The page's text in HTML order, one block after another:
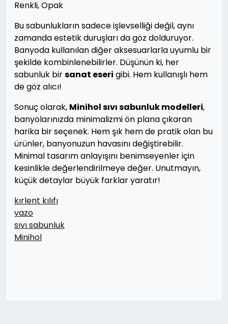
Renkli, Opak
Bu sabunlukların sadece işlevselliği değil, aynı
zamanda estetik duruşları da göz dolduruyor.
Banyoda kullanılan diğer aksesuarlarla uyumlu bir
şekilde kombinlenebilirler. Düşünün ki, her
sabunluk birsanat eseri gibi. Hem kullanışlı hem
de göz alıcı!
Sonuç olarak, Minihol sıvı sabunluk modelleri,
banyolarınızda minimalizmi ön plana çıkaran
harika bir seçenek. Hem şık hem de pratik olan bu
ürünler, banyonuzun havasını değiştirebilir.
Minimal tasarım anlayışını benimseyenler için
kesinlikle değerlendirilmeye değer. Unutmayın,
küçük detaylar büyük farklar yaratır!
kırlent kılıfı
vazo
sıvı sabunluk
Minihol